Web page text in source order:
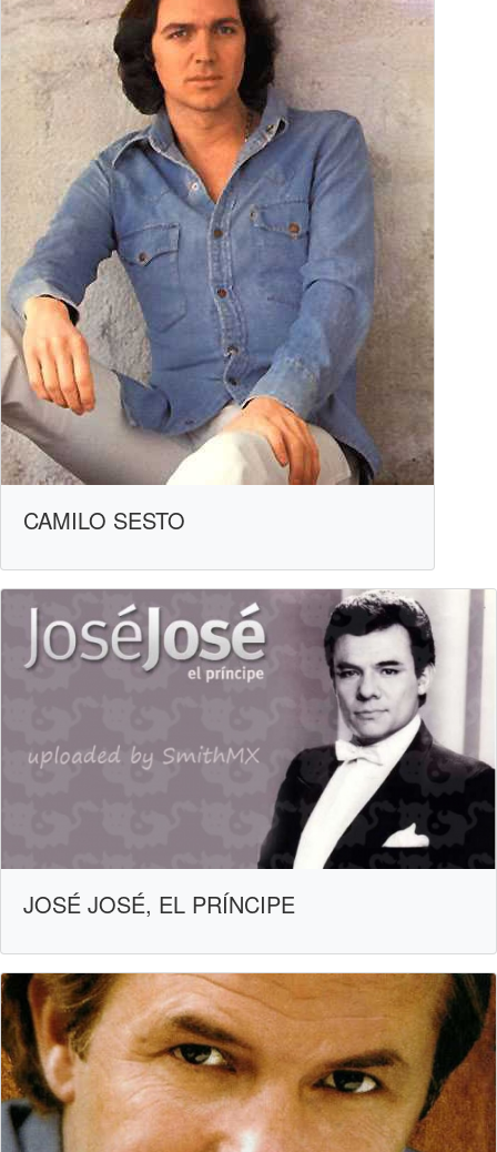
CAMILO SESTO
JOSÉ JOSÉ, EL PRÍNCIPE